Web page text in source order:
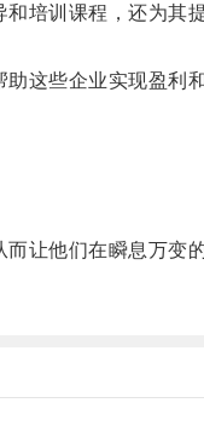
培训课程，还为其
这些企业实现盈利和
他们在瞬息万变